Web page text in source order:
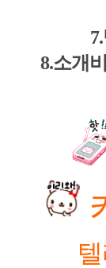
8.소개